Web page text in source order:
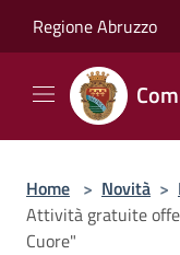
Regione Abruzzo
Home > Novità >
Attività gratuite
Cuore"